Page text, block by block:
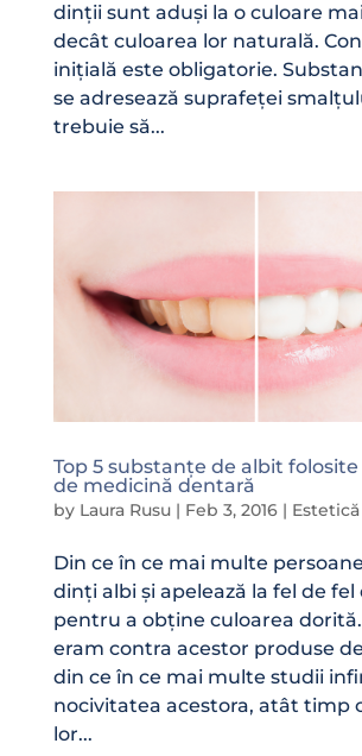
dinții sunt aduși la o culoare
decât culoarea lor naturală.
inițială este obligatorie.
se adresează suprafeței
trebuie să...
Top 5 substanțe de albit
de medicină dentară
by Laura Rusu| Feb 3, 2016|
Din ce în ce mai multe
dinți albi și apelează la fel de fel
pentru a obține culoarea
eram contra acestor produse
din ce în ce mai multe studii
nocivitatea acestora, atât timp
lor...